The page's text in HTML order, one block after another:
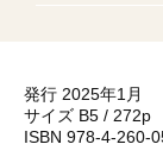
発行 2025年1月
サイズ B5 / 272p
ISBN 978-4-260-